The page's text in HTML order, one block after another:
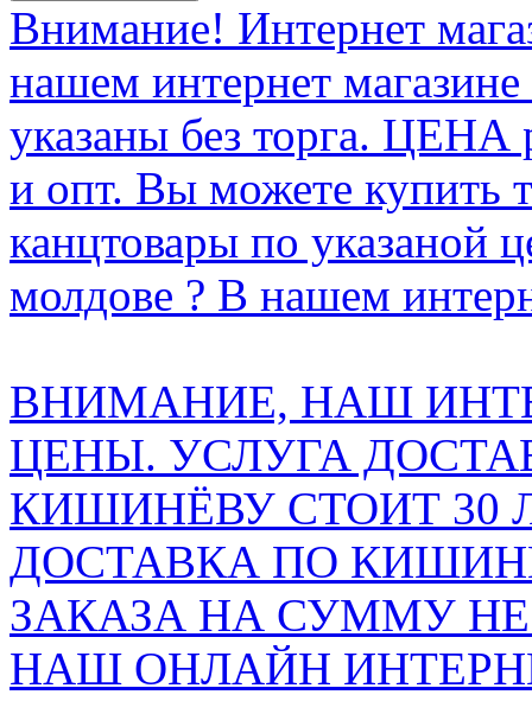
Внимание! Интернет
нашем интернет
указаны без торга.
и опт. Вы можете купить
канцтовары по указаной
молдове ? В нашем
ВНИМАНИЕ, НАШ
ЦЕНЫ. УСЛУГА
КИШИНЁВУ СТОИТ 30
ДОСТАВКА ПО
ЗАКАЗА НА СУММУ НЕ
НАШ ОНЛАЙН